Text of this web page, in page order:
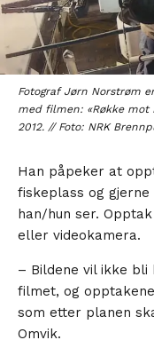
Fotograf Jørn Norstrøm
med filmen: «Røkke mot
2012. // Foto: NRK
Han påpeker at
fiskeplass og
han/hun ser.
eller videokamera.
– Bildene vil ikke
filmet, og
som etter planen
Omvik.